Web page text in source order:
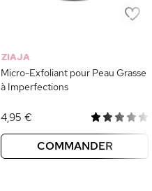
ZIAJA
Micro-Exfoliant pour Peau Grasse
à Imperfections
4,95 €
COMMANDER